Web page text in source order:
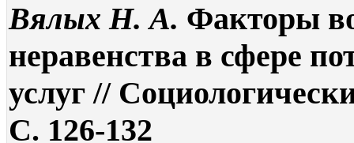
Вялых Н. А. Факторы
неравенства в сфере
услуг //
С. 126-132